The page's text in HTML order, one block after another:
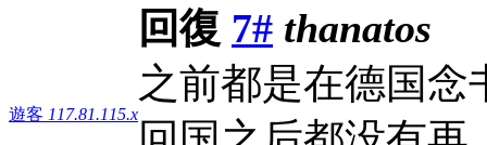
遊客 117.81.115.x
回復 7# thanatos
之前都是在德国念